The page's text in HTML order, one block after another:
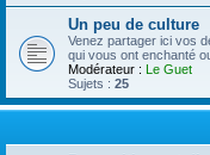
Un peu de culture
Venez partager ici vos
qui vous ont enchanté
Modérateur : Le Guet
Sujets : 25